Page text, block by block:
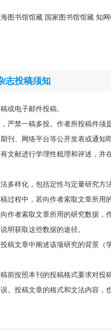
图书馆馆藏 国家图书馆馆藏 知
志投稿须知
或电子邮件投稿。
严禁一稿多投。作者所投稿件须
刊、网络平台等公开发表或通知
文献进行学理性梳理和评述，并
多样化，包括定性与定量研究方
过程中，若向作者索取文章所用
作者索取文章所用的研究数据，
明获取这些数据的途径。
稿文章中阐述该项研究的背景（
前按照本刊的投稿格式要求对投
。投稿文章的格式和文法内容，